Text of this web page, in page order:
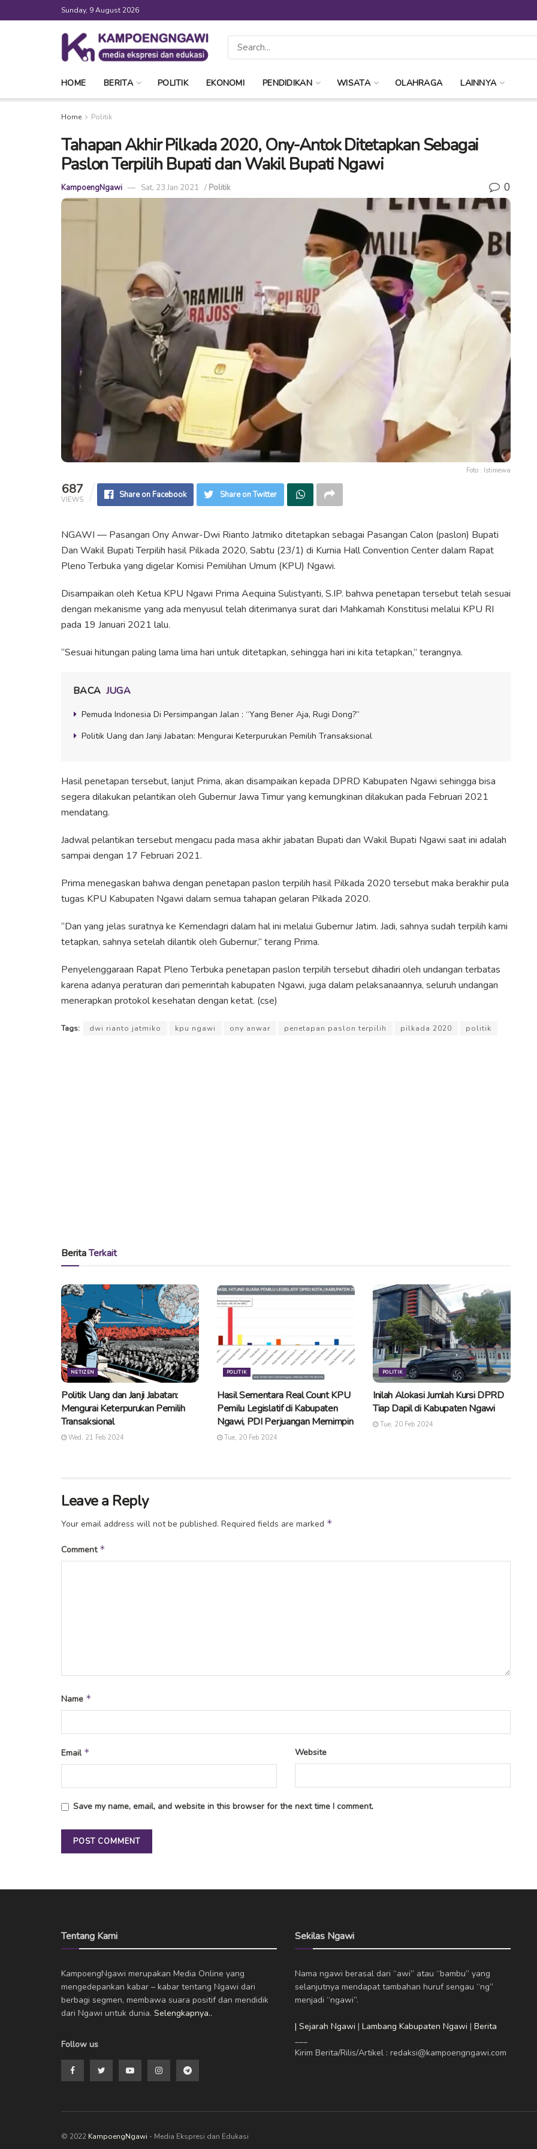
Sunday, 9 August 2026
HOME BERITA POLITIK EKONOMI PENDIDIKAN WISATA OLAHRAGA LAINNYA
Home Politik
Tahapan Akhir Pilkada 2020, Ony-Antok Ditetapkan Sebagai
Paslon Terpilih Bupati dan Wakil Bupati Ngawi
KampoengNgawi Sat, 23 Jan 2021 / Politik 0
Foto : Istimewa
687
VIEWS Share on Facebook Share on Twitter
NGAWI — Pasangan Ony Anwar-Dwi Rianto Jatmiko ditetapkan sebagai Pasangan Calon (paslon) Bupati
Dan Wakil Bupati Terpilih hasil Pilkada 2020, Sabtu (23/1) di Kurnia Hall Convention Center dalam Rapat
Pleno Terbuka yang digelar Komisi Pemilihan Umum (KPU) Ngawi.
Disampaikan oleh Ketua KPU Ngawi Prima Aequina Sulistyanti, S.IP. bahwa penetapan tersebut telah sesuai
dengan mekanisme yang ada menyusul telah diterimanya surat dari Mahkamah Konstitusi melalui KPU RI
pada 19 Januari 2021 lalu.
“Sesuai hitungan paling lama lima hari untuk ditetapkan, sehingga hari ini kita tetapkan,” terangnya.
BACA JUGA
Pemuda Indonesia Di Persimpangan Jalan : “Yang Bener Aja, Rugi Dong?”
Politik Uang dan Janji Jabatan: Mengurai Keterpurukan Pemilih Transaksional
Hasil penetapan tersebut, lanjut Prima, akan disampaikan kepada DPRD Kabupaten Ngawi sehingga bisa
segera dilakukan pelantikan oleh Gubernur Jawa Timur yang kemungkinan dilakukan pada Februari 2021
mendatang.
Jadwal pelantikan tersebut mengacu pada masa akhir jabatan Bupati dan Wakil Bupati Ngawi saat ini adalah
sampai dengan 17 Februari 2021.
Prima menegaskan bahwa dengan penetapan paslon terpilih hasil Pilkada 2020 tersebut maka berakhir pula
tugas KPU Kabupaten Ngawi dalam semua tahapan gelaran Pilkada 2020.
“Dan yang jelas suratnya ke Kemendagri dalam hal ini melalui Gubernur Jatim. Jadi, sahnya sudah terpilih kami
tetapkan, sahnya setelah dilantik oleh Gubernur,” terang Prima.
Penyelenggaraan Rapat Pleno Terbuka penetapan paslon terpilih tersebut dihadiri oleh undangan terbatas
karena adanya peraturan dari pemerintah kabupaten Ngawi, juga dalam pelaksanaannya, seluruh undangan
menerapkan protokol kesehatan dengan ketat. (cse)
Tags: dwi rianto jatmiko kpu ngawi ony anwar penetapan paslon terpilih pilkada 2020 politik
BeritaTerkait
NETIZEN
Politik Uang dan Janji Jabatan:
Mengurai Keterpurukan Pemilih
Transaksional
Wed, 21 Feb 2024
POLITIK
Hasil Sementara Real Count KPU
Pemilu Legislatif di Kabupaten
Ngawi, PDI Perjuangan Memimpin
Tue, 20 Feb 2024
POLITIK
Inilah Alokasi Jumlah Kursi DPRD
Tiap Dapil di Kabupaten Ngawi
Tue, 20 Feb 2024
Leave a Reply
Your email address will not be published. Required fields are marked *
Comment *
Name *
Email * Website
Save my name, email, and website in this browser for the next time I comment.
Tentang Kami
KampoengNgawi merupakan Media Online yang
mengedepankan kabar – kabar tentang Ngawi dari
berbagi segmen, membawa suara positif dan mendidik
dari Ngawi untuk dunia. Selengkapnya..
Follow us
Sekilas Ngawi
Nama ngawi berasal dari “awi” atau “bambu” yang
selanjutnya mendapat tambahan huruf sengau “ng”
menjadi “ngawi”.
| Sejarah Ngawi | Lambang Kabupaten Ngawi | Berita
___
Kirim Berita/Rilis/Artikel : redaksi@kampoengngawi.com
© 2022 KampoengNgawi - Media Ekspresi dan Edukasi